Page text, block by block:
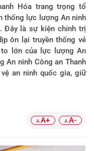
Hóa trang trọng tổ
thống lực lượng An ninh
Đây là sự kiện chính trị
ôn lại truyền thống vẻ
to lớn của lực lượng An
An ninh Công an Thanh
an ninh quốc gia, giữ
A A+ A A-